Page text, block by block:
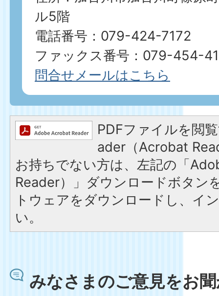
ル5階
電話番号：079-424-7172
ファックス番号：079-454-
問合せメールはこちら
PDFファイルを閲
ader（Acrobat
お持ちでない方は、左記の「
Reader）」ダウンロードボタン
トウェアをダウンロードし、イ
い。
みなさまのご意見をお